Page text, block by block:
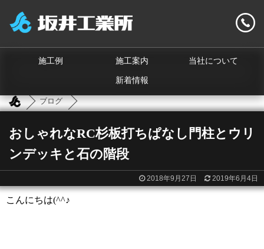
施工例 施工案内 当社について
新着情報
ブログ
おしゃれなRC杉板打ちぱなし門柱とウリ
ンデッキと石の階段
2018年9月27日 2019年6月4日
こんにちは(^^♪